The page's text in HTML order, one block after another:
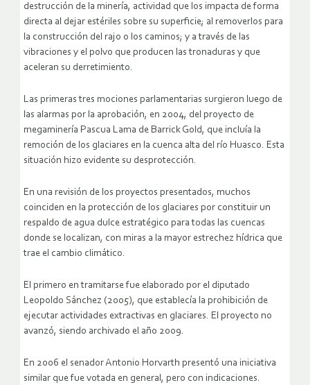
destrucción de la minería, actividad que los impacta de forma
directa al dejar estériles sobre su superficie; al removerlos para
la construcción del rajo o los caminos; y a través de las
vibraciones y el polvo que producen las tronaduras y que
aceleran su derretimiento.
Las primeras tres mociones parlamentarias surgieron luego de
las alarmas por la aprobación, en 2004, del proyecto de
megaminería Pascua Lama de Barrick Gold, que incluía la
remoción de los glaciares en la cuenca alta del río Huasco. Esta
situación hizo evidente su desprotección.
En una revisión de los proyectos presentados, muchos
coinciden en la protección de los glaciares por constituir un
respaldo de agua dulce estratégico para todas las cuencas
donde se localizan, con miras a la mayor estrechez hídrica que
trae el cambio climático.
El primero en tramitarse fue elaborado por el diputado
Leopoldo Sánchez (2005), que establecía la prohibición de
ejecutar actividades extractivas en glaciares. El proyecto no
avanzó, siendo archivado el año 2009.
En 2006 el senador Antonio Horvarth presentó una iniciativa
similar que fue votada en general, pero con indicaciones.